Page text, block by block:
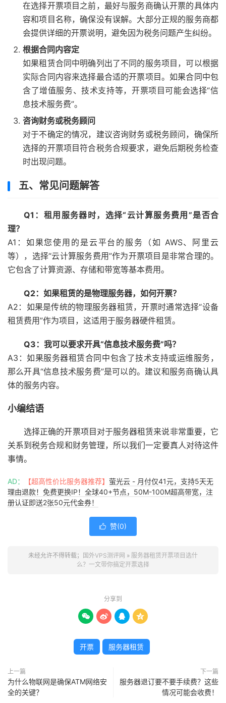
在选择开票项目之前，最好与服务商确认开票的具体内
容和项目名称，确保没有误解。大部分正规的服务商都
会提供详细的开票说明，避免因为税务问题产生纠纷。
根据合同内容定
如果租赁合同中明确列出了不同的服务项目，可以根据
实际合同内容来选择最合适的开票项目。如果合同中包
含了增值服务、技术支持等，开票项目可能会选择“信
息技术服务费”。
咨询财务或税务顾问
对于不确定的情况，建议咨询财务或税务顾问，确保所
选择的开票项目符合税务合规要求，避免后期税务检查
时出现问题。
五、常见问题解答
Q1：租用服务器时，选择“云计算服务费用”是否合
理？
A1：如果您使用的是云平台的服务（如 AWS、阿里云
等），选择“云计算服务费用”作为开票项目是非常合理的。
它包含了计算资源、存储和带宽等基本费用。
Q2：如果租赁的是物理服务器，如何开票？
A2：如果是传统的物理服务器租赁，开票时通常选择“设备
租赁费用”作为项目，这适用于服务器硬件租赁。
Q3：我可以要求开具“信息技术服务费”吗？
A3：如果服务器租赁合同中包含了技术支持或运维服务，
那么开具“信息技术服务费”是可以的。建议和服务商确认具
体的服务内容。
小编结语
选择正确的开票项目对于服务器租赁来说非常重要，它
关系到税务合规和财务管理，所以我们一定要真人对待这件
事情。
AD： 【超高性价比服务器推荐】 萤光云 - 月付仅41元，支持5天无
理由退款！免费更换IP！全球40+节点，50M-100M超高带宽，注
册认证即送2张50元代金券！
 赞(0)
未经允许不得转载； 国外VPS测评网 » 服务器租赁开票项目选什
么？一文带你搞定开票选择
分享到
   
开票 服务器租赁
上一篇
为什么物联网是确保ATM网络安
全的关键？
下一篇
服务器退订要不要手续费？这些
情况可能会收费！